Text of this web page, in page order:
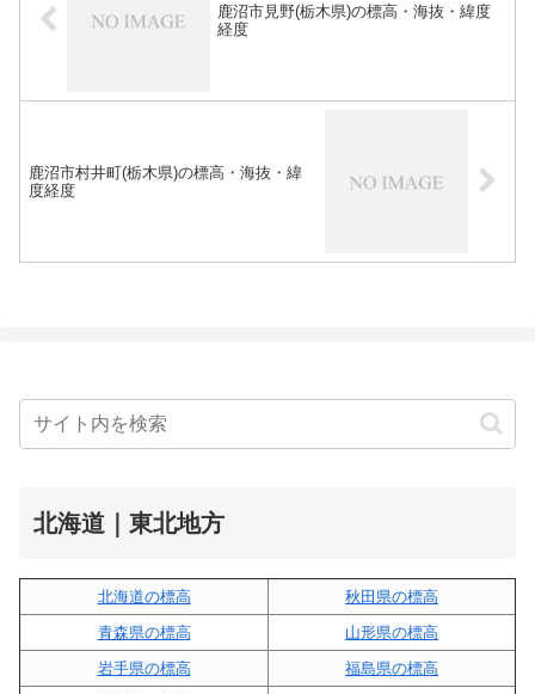
鹿沼市見野(栃木県)の標高・海抜・緯度
経度
鹿沼市村井町(栃木県)の標高・海抜・緯
度経度
北海道｜東北地方
北海道の標高
秋田県の標高
青森県の標高
山形県の標高
岩手県の標高
福島県の標高